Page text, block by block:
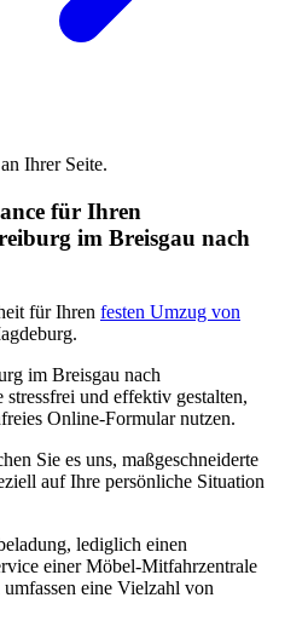
Ihrer Seite.
für Ihren
im Breisgau nach
für Ihren festen Umzug von
im Breisgau nach
und effektiv gestalten,
Online-Formular nutzen.
Sie es uns, maßgeschneiderte
auf Ihre persönliche Situation
lediglich einen
einer Möbel-Mitfahrzentrale
eine Vielzahl von